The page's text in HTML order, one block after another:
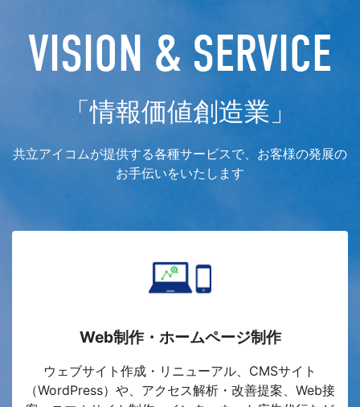
VISION & SERVICE
「情報価値創造業」
共立アイコムが提供する各種サービスで、お客様の発展の
お手伝いをいたします
Web制作・ホームページ制作
ウェブサイト作成・リニューアル、CMSサイト
（WordPress）や、アクセス解析・改善提案、Web接